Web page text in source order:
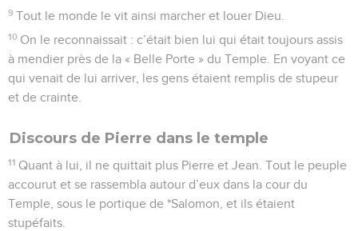
9 Tout le monde le vit ainsi marcher et louer Dieu.
10 On le reconnaissait : c’était bien lui qui était toujours assis
à mendier près de la « Belle Porte » du Temple. En voyant ce
qui venait de lui arriver, les gens étaient remplis de stupeur
et de crainte.
Discours de Pierre dans le temple
11 Quant à lui, il ne quittait plus Pierre et Jean. Tout le peuple
accourut et se rassembla autour d’eux dans la cour du
Temple, sous le portique de *Salomon, et ils étaient
stupéfaits.